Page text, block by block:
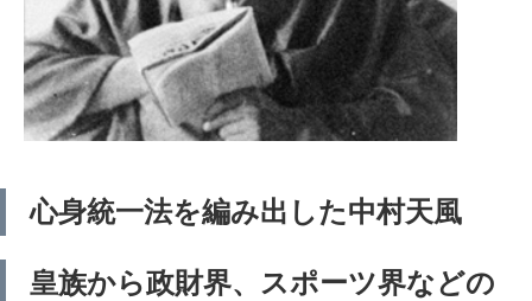
心身統一法を編み出した中村天風
皇族から政財界、スポーツ界などの